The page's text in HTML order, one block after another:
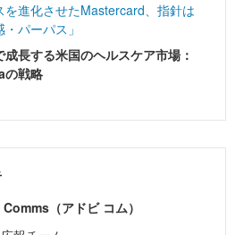
を進化させたMastercard、指針は
パーパス」
長する米国のヘルスケア市場：
の戦略
（アドビ コム）